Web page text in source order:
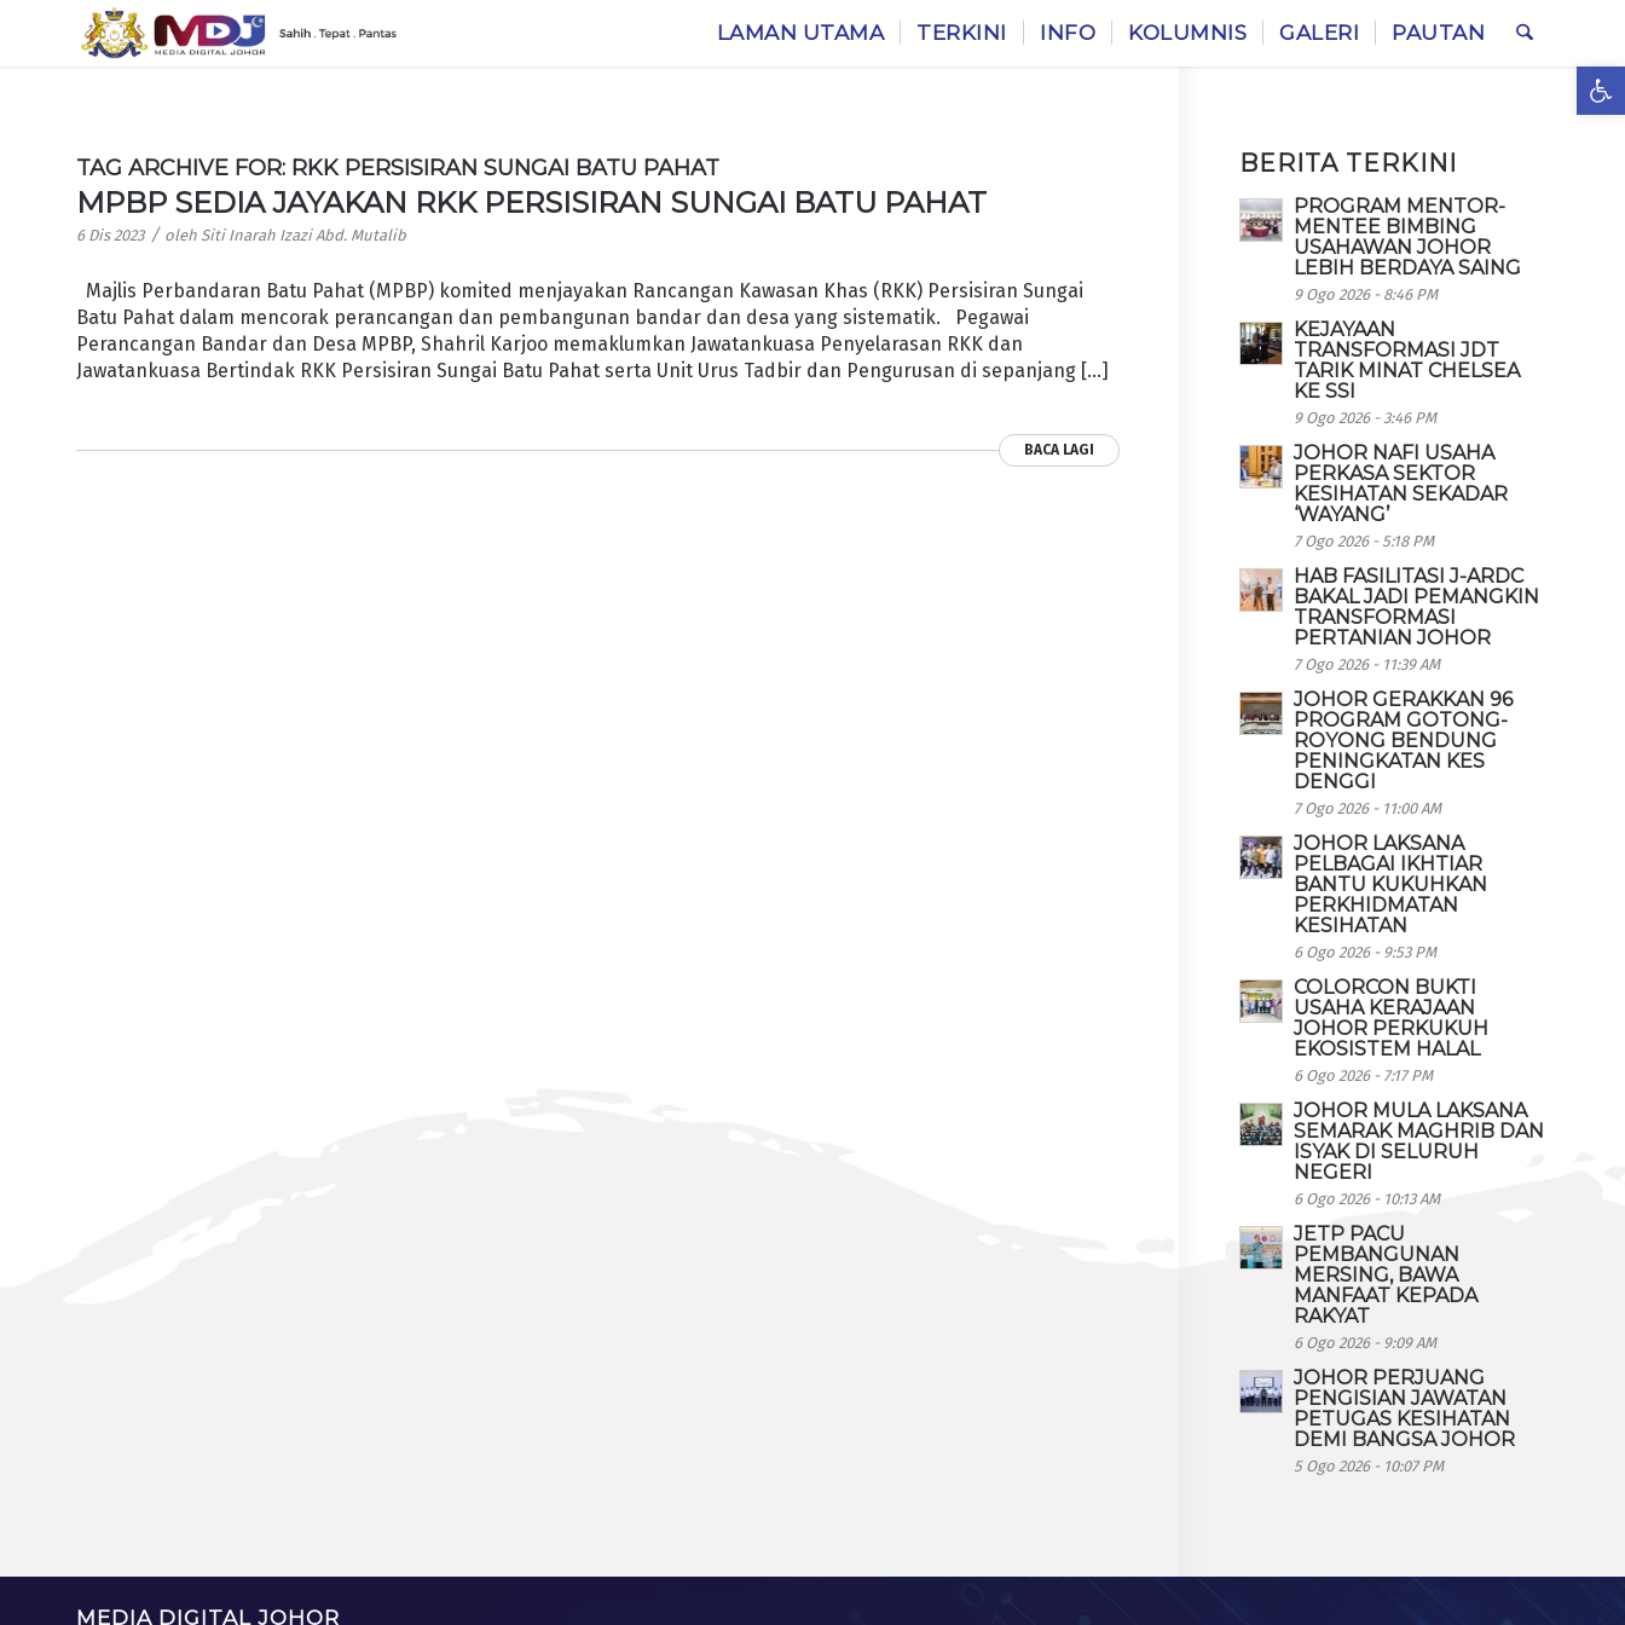
LAMAN UTAMA TERKINI INFO KOLUMNIS GALERI PAUTAN
TAG ARCHIVE FOR: RKK PERSISIRAN SUNGAI BATU PAHAT
MPBP SEDIA JAYAKAN RKK PERSISIRAN SUNGAI BATU PAHAT
6 Dis 2023 / oleh Siti Inarah Izazi Abd. Mutalib
Majlis Perbandaran Batu Pahat (MPBP) komited menjayakan Rancangan Kawasan Khas (RKK) Persisiran Sungai
Batu Pahat dalam mencorak perancangan dan pembangunan bandar dan desa yang sistematik. Pegawai
Perancangan Bandar dan Desa MPBP, Shahril Karjoo memaklumkan Jawatankuasa Penyelarasan RKK dan
Jawatankuasa Bertindak RKK Persisiran Sungai Batu Pahat serta Unit Urus Tadbir dan Pengurusan di sepanjang […]
BACA LAGI
BERITA TERKINI
PROGRAM MENTOR-
MENTEE BIMBING
USAHAWAN JOHOR
LEBIH BERDAYA SAING
9 Ogo 2026 - 8:46 PM
KEJAYAAN
TRANSFORMASI JDT
TARIK MINAT CHELSEA
KE SSI
9 Ogo 2026 - 3:46 PM
JOHOR NAFI USAHA
PERKASA SEKTOR
KESIHATAN SEKADAR
‘WAYANG’
7 Ogo 2026 - 5:18 PM
HAB FASILITASI J-ARDC
BAKAL JADI PEMANGKIN
TRANSFORMASI
PERTANIAN JOHOR
7 Ogo 2026 - 11:39 AM
JOHOR GERAKKAN 96
PROGRAM GOTONG-
ROYONG BENDUNG
PENINGKATAN KES
DENGGI
7 Ogo 2026 - 11:00 AM
JOHOR LAKSANA
PELBAGAI IKHTIAR
BANTU KUKUHKAN
PERKHIDMATAN
KESIHATAN
6 Ogo 2026 - 9:53 PM
COLORCON BUKTI
USAHA KERAJAAN
JOHOR PERKUKUH
EKOSISTEM HALAL
6 Ogo 2026 - 7:17 PM
JOHOR MULA LAKSANA
SEMARAK MAGHRIB DAN
ISYAK DI SELURUH
NEGERI
6 Ogo 2026 - 10:13 AM
JETP PACU
PEMBANGUNAN
MERSING, BAWA
MANFAAT KEPADA
RAKYAT
6 Ogo 2026 - 9:09 AM
JOHOR PERJUANG
PENGISIAN JAWATAN
PETUGAS KESIHATAN
DEMI BANGSA JOHOR
5 Ogo 2026 - 10:07 PM
MEDIA DIGITAL JOHOR